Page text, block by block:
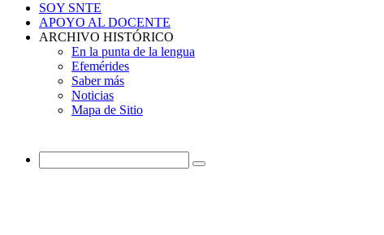
SOY SNTE
APOYO AL DOCENTE
ARCHIVO HISTÓRICO
En la punta de la lengua
Efemérides
Saber más
Noticias
Mapa de Sitio